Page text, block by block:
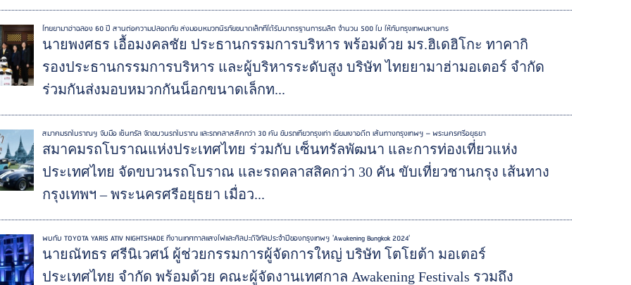
ไทยยามาฮ่าฉลอง 60 ปี สานต่อความปลอดภัย ส่งมอบหมวกนิรภัยขนาดเล็กที่ได้รับมาตรฐานการผลิต จำนวน 500 ใบ ให้กับกรุงเทพมหานคร
นายพงศธร เอื้อมงคลชัย ประธานกรรมการบริหาร พร้อมด้วย มร.ฮิเดฮิโกะ ทาคากิ
รองประธานกรรมการบริหาร และผู้บริหารระดับสูง บริษัท ไทยยามาฮ่ามอเตอร์ จำกัด
ร่วมกันส่งมอบหมวกกันน็อกขนาดเล็กท...
สมาคมรถโบราณฯ จับมือ เซ็นทรัล จัดขบวนรถโบราณ และรถคลาสสิคกว่า 30 คัน ขับรถเที่ยวกรุงเก่า เยี่ยมเงาอดีต เส้นทางกรุงเทพฯ – พระนครศรีอยุธยา
สมาคมรถโบราณแห่งประเทศไทย ร่วมกับ เซ็นทรัลพัฒนา และการท่องเที่ยวแห่ง
ประเทศไทย จัดขบวนรถโบราณ และรถคลาสสิคกว่า 30 คัน ขับเที่ยวชานกรุง เส้นทาง
กรุงเทพฯ – พระนครศรีอยุธยา เมื่อว...
พบกับ TOYOTA YARIS ATIV NIGHTSHADE ที่งานเทศกาลแสงไฟและศิลปะดิจิทัลประจำปีของกรุงเทพฯ 'Awakening Bangkok 2024'
นายณัทธร ศรีนิเวศน์ ผู้ช่วยกรรมการผู้จัดการใหญ่ บริษัท โตโยต้า มอเตอร์
ประเทศไทย จำกัด พร้อมด้วย คณะผู้จัดงานเทศกาล Awakening Festivals รวมถึง